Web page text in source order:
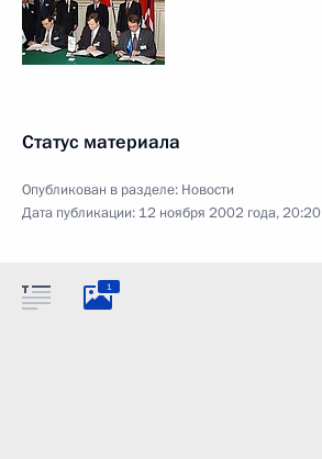
Статус материала
Опубликован в разделе: Новости
Дата публикации: 12 ноября 2002 года, 20:20
1